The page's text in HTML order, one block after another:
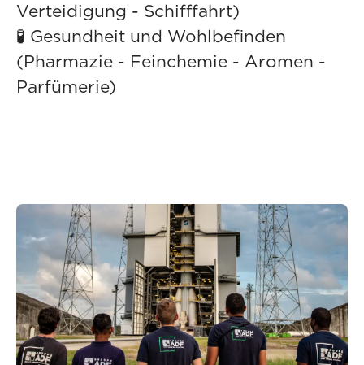
Verteidigung - Schifffahrt)
🧪 Gesundheit und Wohlbefinden
(Pharmazie - Feinchemie - Aromen -
Parfümerie)